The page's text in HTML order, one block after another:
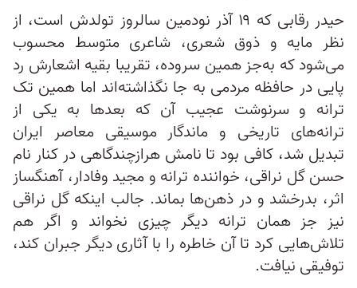
حیدر رقابی که ۱۹ آذر نودمین سالروز تولدش است، از
نظر مایه و ذوق شعری، شاعری متوسط‌ محسوب
می‌شود که به‌جز همین سروده، تقریبا بقیه اشعارش رد
پایی در حافظه مردمی به جا نگذاشته‌اند اما همین تک‌
ترانه و سرنوشت عجیب آن که بعدها به یکی از
ترانه‌های تاریخی و ماندگار موسیقی معاصر ایران
تبدیل شد، کافی بود تا نامش هرازچندگاهی در کنار نام
حسن گل نراقی، خواننده ترانه و مجید وفادار، آهنگساز
اثر، بدرخشد و در ذهن‌ها بماند. جالب اینکه گل نراقی
نیز جز همان ترانه دیگر چیزی نخواند و اگر هم
تلاش‌هایی کرد تا آن خاطره را با آثاری دیگر جبران کند،
توفیقی نیافت.